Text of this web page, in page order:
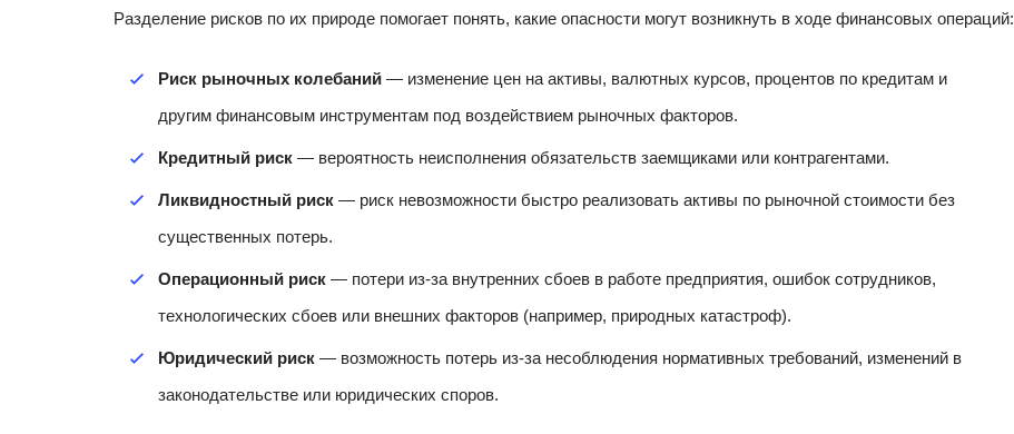
Разделение рисков по их природе помогает понять, какие опасности могут возникнуть в ходе финансовых операций:
Риск рыночных колебаний — изменение цен на активы, валютных курсов, процентов по кредитам и
другим финансовым инструментам под воздействием рыночных факторов.
Кредитный риск — вероятность неисполнения обязательств заемщиками или контрагентами.
Ликвидностный риск — риск невозможности быстро реализовать активы по рыночной стоимости без
существенных потерь.
Операционный риск — потери из-за внутренних сбоев в работе предприятия, ошибок сотрудников,
технологических сбоев или внешних факторов (например, природных катастроф).
Юридический риск — возможность потерь из-за несоблюдения нормативных требований, изменений в
законодательстве или юридических споров.